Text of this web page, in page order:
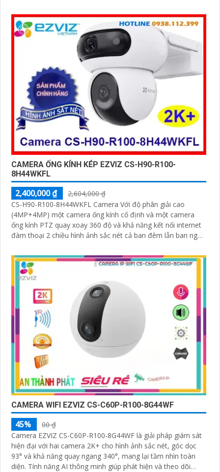
CAMERA ỐNG KÍNH KÉP EZVIZ CS-H90-R100-
8H44WKFL
2,400,000 ₫
2,604,000 ₫
CS-H90-R100-8H44WKFL Camera Với độ phân giải cao
(4MP+4MP) một camera ống kính cố định và một camera
ống kính PTZ quay xoay 360 độ và khả năng kết nối internet
đàm thoại 2 chiều hình ảnh sắc nét cả ban đêm lẫn ban ngày
Camera an ninh không dây CS-H90-R100-8H44WKFL mang
đến sự an toàn và tiện lợi.
CAMERA WIFI EZVIZ CS-C60P-R100-8G44WF
45%
00 ₫
Camera EZVIZ CS-C60P-R100-8G44WF là giải pháp giám sát
hiện đại với hai camera 2K+ cho hình ảnh sắc nét, góc dọc
93° và khả năng quay ngang 340°, mang lại tầm nhìn toàn
diện. Tính năng AI thông minh giúp phát hiện và theo dõi